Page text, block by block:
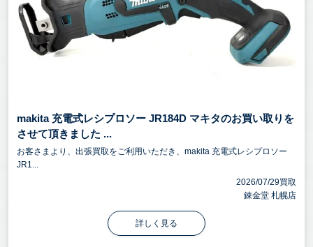
makita 充電式レシプロソー JR184D マキタのお買い取りを
させて頂きました ...
お客さまより、出張買取をご利用いただき、makita 充電式レシプロソー
JR1...
2026/07/29買取
錬金堂 札幌店
詳しく見る